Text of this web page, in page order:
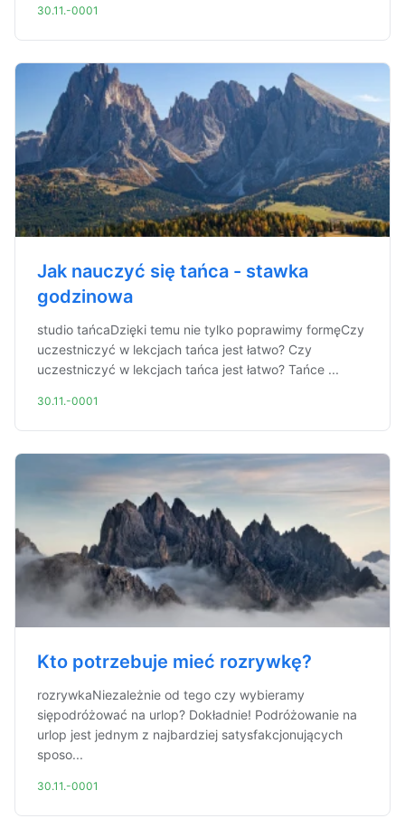
30.11.-0001
Jak nauczyć się tańca - stawka
godzinowa
studio tańcaDzięki temu nie tylko poprawimy formęCzy
uczestniczyć w lekcjach tańca jest łatwo? Czy
uczestniczyć w lekcjach tańca jest łatwo? Tańce ...
30.11.-0001
Kto potrzebuje mieć rozrywkę?
rozrywkaNiezależnie od tego czy wybieramy
siępodróżować na urlop? Dokładnie! Podróżowanie na
urlop jest jednym z najbardziej satysfakcjonujących
sposo...
30.11.-0001